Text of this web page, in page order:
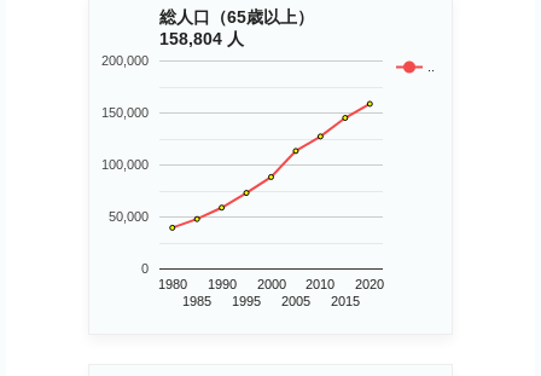
総人口（65歳以上）
158,804 人
..
1980
1985
1990
1995
2000
2005
2010
2015
2020
0
50,000
100,000
150,000
200,000